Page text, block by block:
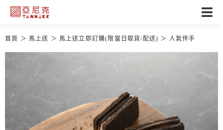
首頁 馬上送 馬上送立即訂購(限當日取貨/配送) 人氣伴手